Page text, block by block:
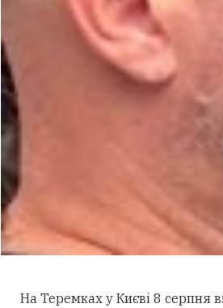
На Теремках у Києві 8 серпня